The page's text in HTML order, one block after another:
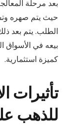
بعد مرحلة
حيث يتم صهره
الطلب. يتم بعد
بيعه في الأسواق
كميزة استثمارية.
تأثيرات
للذهب